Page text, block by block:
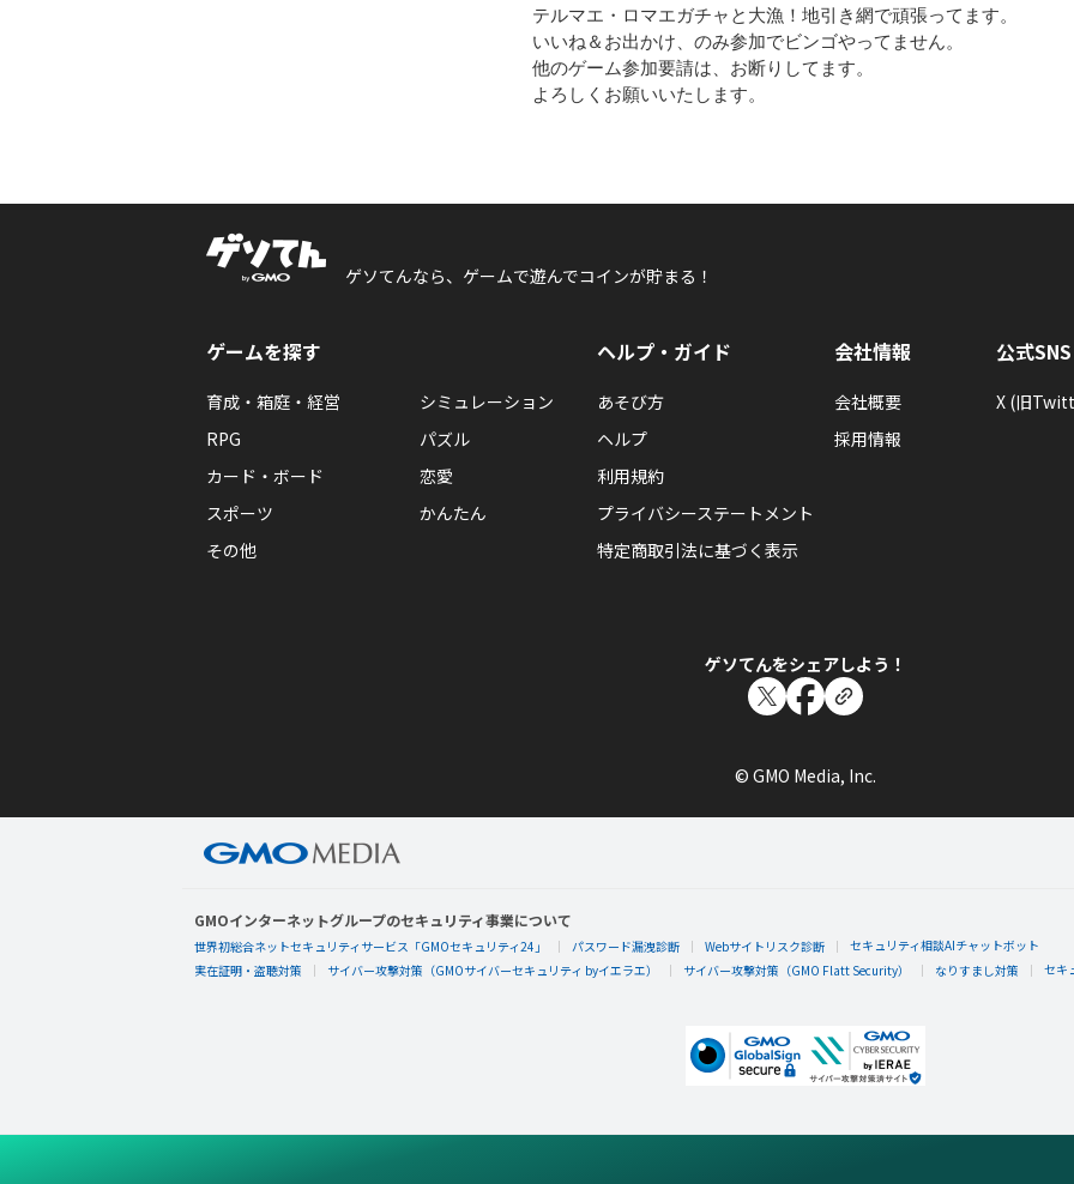
テルマエ・ロマエガチャと大漁！地引き網で頑張ってます。
いいね＆お出かけ、のみ参加でビンゴやってません。
他のゲーム参加要請は、お断りしてます。
よろしくお願いいたします。
ゲソてんなら、ゲームで遊んでコインが貯まる！
ゲームを探す
育成・箱庭・経営
シミュレーション
RPG
パズル
カード・ボード
恋愛
スポーツ
かんたん
その他
ヘルプ・ガイド
あそび方
ヘルプ
利用規約
プライバシーステートメント
特定商取引法に基づく表示
会社情報
会社概要
採用情報
公式SNS
X (旧
ゲソてんをシェアしよう！
© GMO Media, Inc.
GMOインターネットグループのセキュリティ事業について
世界初総合ネットセキュリティサービス「GMOセキュリティ24」 パスワード漏洩診断 Webサイトリスク診断
セキュリティ相談AIチャットボット
実在証明・盗聴対策
サイバー攻撃対策（GMOサイバーセキュリティ byイエラエ） サイバー攻撃対策（GMO Flatt Security） なりすまし対策 セキ